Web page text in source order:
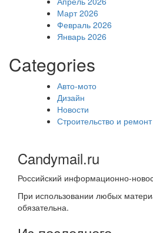
Март 2026
Февраль 2026
Январь 2026
Categories
Авто-мото
Дизайн
Новости
Строительство и ремонт
Candymail.ru
Российский информационно-
При использовании любых
обязательна.